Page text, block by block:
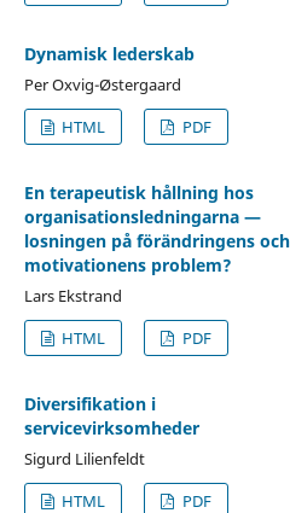
Dynamisk lederskab
Per Oxvig-Østergaard
HTML
PDF
En terapeutisk hållning hos
organisationsledningarna —
losningen på förändringens och
motivationens problem?
Lars Ekstrand
HTML
PDF
Diversifikation i
servicevirksomheder
Sigurd Lilienfeldt
HTML
PDF